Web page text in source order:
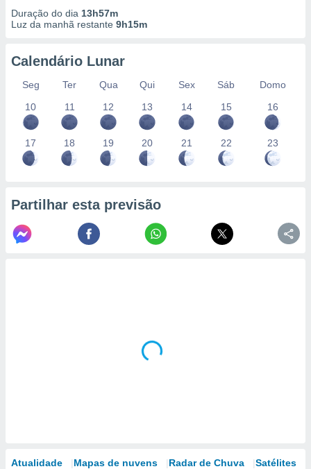
Duração do dia 13h57m
Luz da manhã restante 9h15m
Calendário Lunar
Seg Ter Qua Qui Sex Sáb
Domo
10
11 12 13 14 15 16
17 18 19 20 21 22 23
Partilhar esta previsão
Atualidade Mapas de nuvens Radar de Chuva Satélites